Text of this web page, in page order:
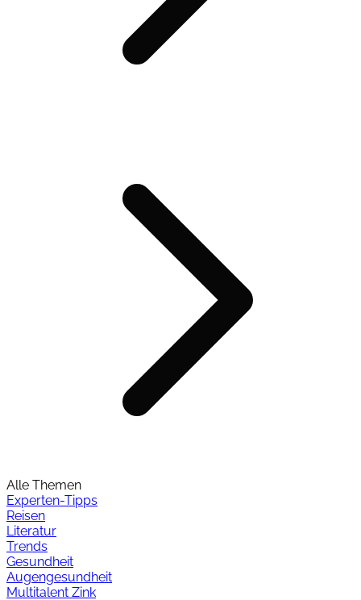
Alle Themen
Experten-Tipps
Reisen
Literatur
Trends
Gesundheit
Augengesundheit
Multitalent Zink